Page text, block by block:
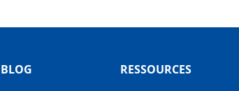
BLOG
RESSOURCES